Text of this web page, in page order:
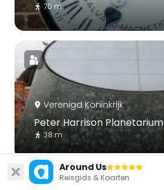
70 m
Verenigd Koninkrijk
Peter Harrison Planetarium
38 m
Around Us
Reisgids & Kaarten